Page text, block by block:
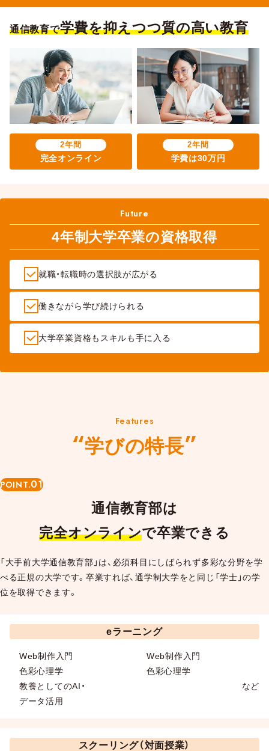
通信教育で学費を抑えつつ質の高い教育
2年間
完全オンライン
2年間
学費は30万円
Future
4年制大学卒業の資格取得
就職・転職時の選択肢が広がる
働きながら学び続けられる
大学卒業資格もスキルも手に入る
Features
学びの特長
POINT.01
通信教育部は
完全オンラインで卒業できる
「大手前大学通信教育部」は、必須科目にしばられず多彩な分野を学
べる正規の大学です。卒業すれば、通学制大学をと同じ「学士」の学
位を取得できます。
eラーニング
Web制作入門
色彩心理学
教養としてのAI・
データ活用
Web制作入門
色彩心理学
など
スクーリング（対面授業）